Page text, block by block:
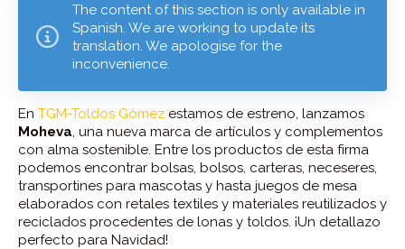
The content of this section is only available in
Spanish. We are working to update its
translation. We apologise for the
inconvenience.
En TGM-Toldos Gómez estamos de estreno, lanzamos
Moheva, una nueva marca de artículos y complementos
con alma sostenible. Entre los productos de esta firma
podemos encontrar bolsas, bolsos, carteras, neceseres,
transportines para mascotas y hasta juegos de mesa
elaborados con retales textiles y materiales reutilizados y
reciclados procedentes de lonas y toldos. ¡Un detallazo
perfecto para Navidad!